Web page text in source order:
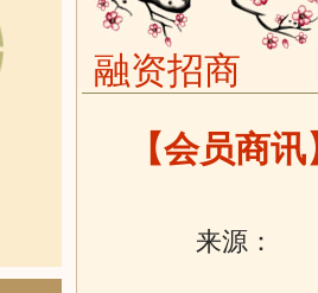
融资招商
【会员商
来源：